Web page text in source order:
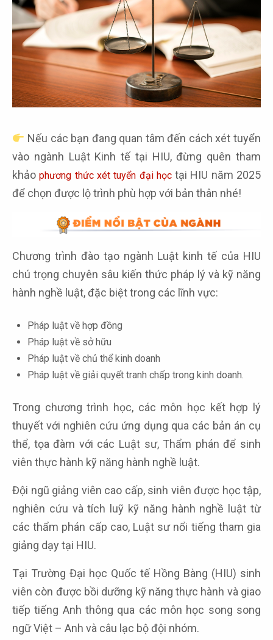
Nếu các bạn đang quan tâm đến cách xét tuyển
vào ngành Luật Kinh tế tại HIU, đừng quên tham
khảophương thức xét tuyển đại họctại HIU năm 2025
để chọn được lộ trình phù hợp với bản thân nhé!
Chương trình đào tạo ngành Luật kinh tế của HIU
chú trọng chuyên sâu kiến thức pháp lý và kỹ năng
hành nghề luật, đặc biệt trong các lĩnh vực:
Pháp luật về hợp đồng
Pháp luật về sở hữu
Pháp luật về chủ thể kinh doanh
Pháp luật về giải quyết tranh chấp trong kinh doanh.
Trong chương trình học, các môn học kết hợp lý
thuyết với nghiên cứu ứng dụng qua các bản án cụ
thể, tọa đàm với các Luật sư, Thẩm phán để sinh
viên thực hành kỹ năng hành nghề luật.
Đội ngũ giảng viên cao cấp, sinh viên được học tập,
nghiên cứu và tích luỹ kỹ năng hành nghề luật từ
các thẩm phán cấp cao, Luật sư nổi tiếng tham gia
giảng dạy tại HIU.
Tại Trường Đại học Quốc tế Hồng Bàng (HIU) sinh
viên còn được bồi dưỡng kỹ năng thực hành và giao
tiếp tiếng Anh thông qua các môn học song song
ngữ Việt – Anh và câu lạc bộ đội nhóm.